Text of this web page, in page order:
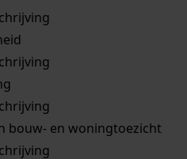
bouw- en woningtoezicht